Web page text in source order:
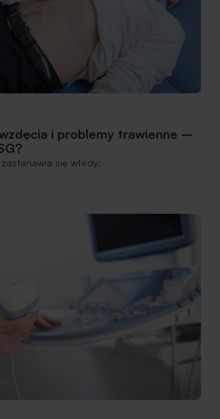
i problemy trawienne –
się wtedy: